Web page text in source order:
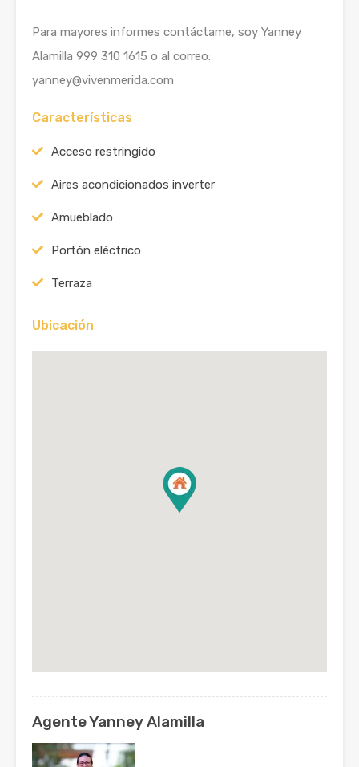
Para mayores informes contáctame, soy Yanney
Alamilla 999 310 1615 o al correo:
yanney@vivenmerida.com
Características
Acceso restringido
Aires acondicionados inverter
Amueblado
Portón eléctrico
Terraza
Ubicación
Agente Yanney Alamilla